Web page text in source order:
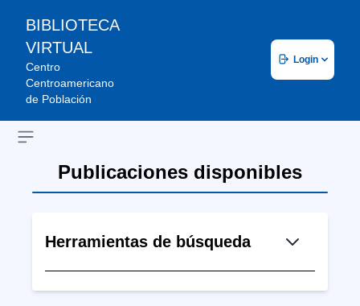
BIBLIOTECA
VIRTUAL
Centro
Centroamericano
de Población
Login
Open sidebar
Publicaciones disponibles
Herramientas de búsqueda